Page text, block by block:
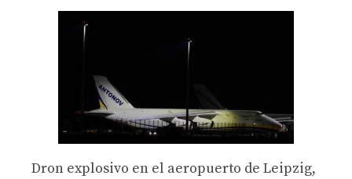
Dron explosivo en el aeropuerto de Leipzig,